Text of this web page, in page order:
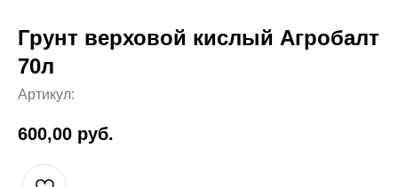
Грунт верховой кислый Агробалт
70л
Артикул:
600,00 руб.